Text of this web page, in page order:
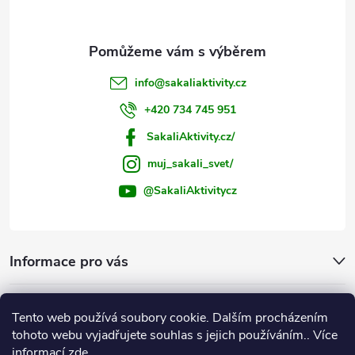
Tento web používá soubory cookie. Dalším procházením
tohoto webu vyjadřujete souhlas s jejich používáním.. Více
info@sakaliaktivity.cz
+420 734 745 951
SakaliAktivity.cz/
muj_sakali_svet/
@SakaliAktivitycz
Informace pro vás
Instagram